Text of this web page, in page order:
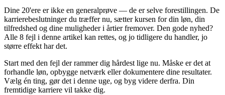
Dine 20'ere er ikke en generalprøve — de er selve forestillingen. De
karrierebeslutninger du træffer nu, sætter kursen for din løn, din
tilfredshed og dine muligheder i årtier fremover. Den gode nyhed?
Alle 8 fejl i denne artikel kan rettes, og jo tidligere du handler, jo
større effekt har det.
Start med den fejl der rammer dig hårdest lige nu. Måske er det at
forhandle løn, opbygge netværk eller dokumentere dine resultater.
Vælg én ting, gør det i denne uge, og byg videre derfra. Din
fremtidige karriere vil takke dig.